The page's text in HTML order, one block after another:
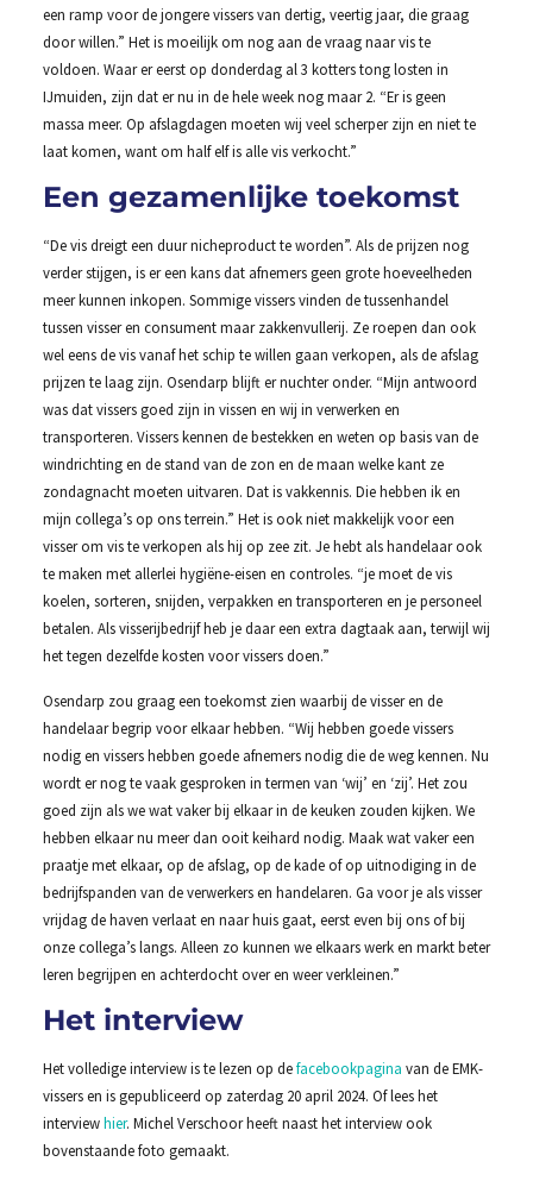
een ramp voor de jongere vissers van dertig, veertig jaar, die graag
door willen.” Het is moeilijk om nog aan de vraag naar vis te
voldoen. Waar er eerst op donderdag al 3 kotters tong losten in
IJmuiden, zijn dat er nu in de hele week nog maar 2. “Er is geen
massa meer. Op afslagdagen moeten wij veel scherper zijn en niet te
laat komen, want om half elf is alle vis verkocht.”
Een gezamenlijke toekomst
“De vis dreigt een duur nicheproduct te worden”. Als de prijzen nog
verder stijgen, is er een kans dat afnemers geen grote hoeveelheden
meer kunnen inkopen. Sommige vissers vinden de tussenhandel
tussen visser en consument maar zakkenvullerij. Ze roepen dan ook
wel eens de vis vanaf het schip te willen gaan verkopen, als de afslag
prijzen te laag zijn. Osendarp blijft er nuchter onder. “Mijn antwoord
was dat vissers goed zijn in vissen en wij in verwerken en
transporteren. Vissers kennen de bestekken en weten op basis van de
windrichting en de stand van de zon en de maan welke kant ze
zondagnacht moeten uitvaren. Dat is vakkennis. Die hebben ik en
mijn collega’s op ons terrein.” Het is ook niet makkelijk voor een
visser om vis te verkopen als hij op zee zit. Je hebt als handelaar ook
te maken met allerlei hygiëne-eisen en controles. “je moet de vis
koelen, sorteren, snijden, verpakken en transporteren en je personeel
betalen. Als visserijbedrijf heb je daar een extra dagtaak aan, terwijl wij
het tegen dezelfde kosten voor vissers doen.”
Osendarp zou graag een toekomst zien waarbij de visser en de
handelaar begrip voor elkaar hebben. “Wij hebben goede vissers
nodig en vissers hebben goede afnemers nodig die de weg kennen. Nu
wordt er nog te vaak gesproken in termen van ‘wij’ en ‘zij’. Het zou
goed zijn als we wat vaker bij elkaar in de keuken zouden kijken. We
hebben elkaar nu meer dan ooit keihard nodig. Maak wat vaker een
praatje met elkaar, op de afslag, op de kade of op uitnodiging in de
bedrijfspanden van de verwerkers en handelaren. Ga voor je als visser
vrijdag de haven verlaat en naar huis gaat, eerst even bij ons of bij
onze collega’s langs. Alleen zo kunnen we elkaars werk en markt beter
leren begrijpen en achterdocht over en weer verkleinen.”
Het interview
Het volledige interview is te lezen op defacebookpagina van de EMK-
vissers en is gepubliceerd op zaterdag 20 april 2024. Of lees het
interviewhier. Michel Verschoor heeft naast het interview ook
bovenstaande foto gemaakt.